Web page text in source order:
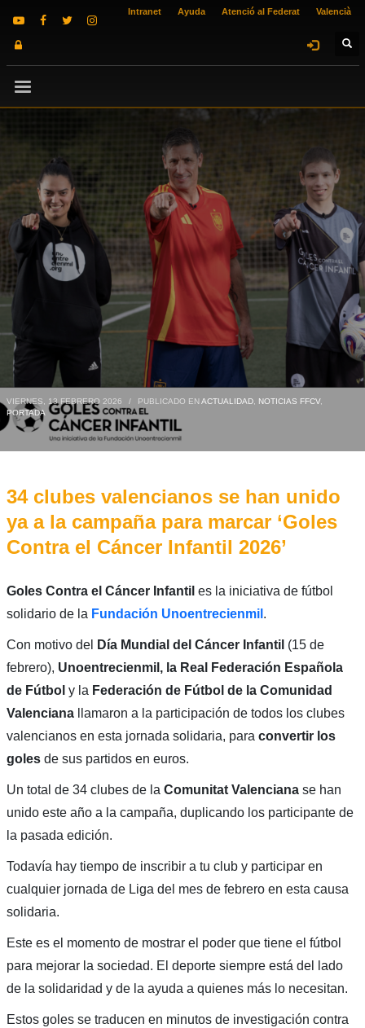
Intranet Ayuda Atenció al Federat Valencià
VIERNES, 13 FEBRERO 2026 / PUBLICADO ENACTUALIDAD, NOTICIAS FFCV,
PORTADA
34 clubes valencianos se han unido
ya a la campaña para marcar ‘Goles
Contra el Cáncer Infantil 2026’
Goles Contra el Cáncer Infantil es la iniciativa de fútbol
solidario de la Fundación Unoentrecienmil .
Con motivo del Día Mundial del Cáncer Infantil (15 de
febrero), Unoentrecienmil, la Real Federación Española
de Fútbol y la Federación de Fútbol de la Comunidad
Valenciana
llamaron a la participación de todos los clubes
valencianos en esta jornada solidaria, para convertir los
golesde sus partidos en euros.
Un total de 34 clubes de la Comunitat Valenciana se han
unido este año a la campaña, duplicando los participante de
la pasada edición.
Todavía hay tiempo de inscribir a tu club y participar en
cualquier jornada de Liga del mes de febrero en esta causa
solidaria.
Este es el momento de mostrar el poder que tiene el fútbol
para mejorar la sociedad. El deporte siempre está del lado
de la solidaridad y de la ayuda a quienes más lo necesitan.
Estos goles se traducen en minutos de investigación contra